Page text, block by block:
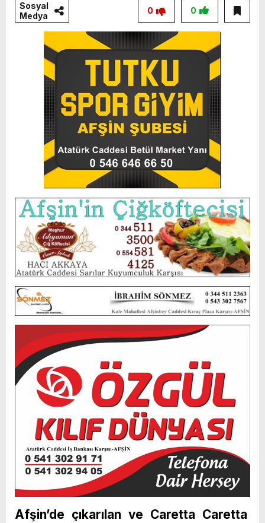
Sosyal
Medya
0
0
Afşin’de çıkarılan ve Caretta Caretta